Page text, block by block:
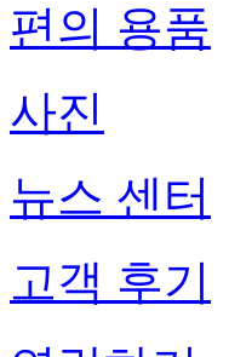
편의 용품
사진
뉴스 센터
고객 후기